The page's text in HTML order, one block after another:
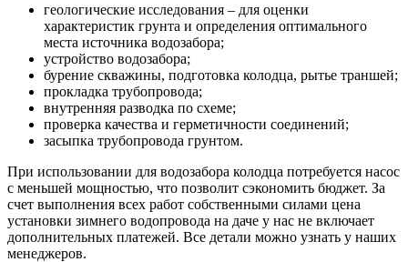
геологические исследования – для оценки
характеристик грунта и определения оптимального
места источника водозабора;
устройство водозабора;
бурение скважины, подготовка колодца, рытье траншей;
прокладка трубопровода;
внутренняя разводка по схеме;
проверка качества и герметичности соединений;
засыпка трубопровода грунтом.
При использовании для водозабора колодца потребуется насос
с меньшей мощностью, что позволит сэкономить бюджет. За
счет выполнения всех работ собственными силами цена
установки зимнего водопровода на даче у нас не включает
дополнительных платежей. Все детали можно узнать у наших
менеджеров.